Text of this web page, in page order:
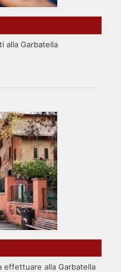
alla Garbatella
effettuare alla Garbatella